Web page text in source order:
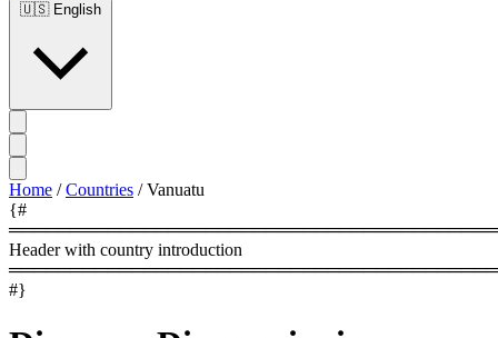
🇺🇸 English
Home / Countries / Vanuatu
{#
Header with country introduction
#}